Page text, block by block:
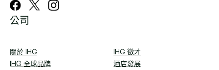
公司
關於 IHG
IHG 徵才
IHG 全球品牌
酒店發展